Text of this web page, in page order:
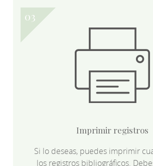
Imprimir registros
Si lo deseas, puedes imprimir
los registros bibliográficos.